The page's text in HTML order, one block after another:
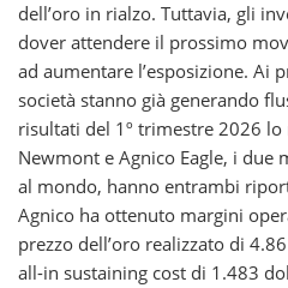
dell’oro in rialzo. Tuttavia, gli
dover attendere il prossimo
ad aumentare l’esposizione. Ai
società stanno già generando
risultati del 1º trimestre 2026
Newmont e Agnico Eagle, i
al mondo, hanno entrambi
Agnico ha ottenuto margini
prezzo dell’oro realizzato di
all-in sustaining cost di 1.483